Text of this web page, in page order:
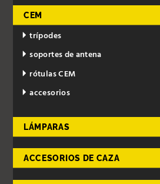
CEM
trípodes
soportes de antena
rótulas CEM
accesorios
LÁMPARAS
ACCESORIOS DE CAZA